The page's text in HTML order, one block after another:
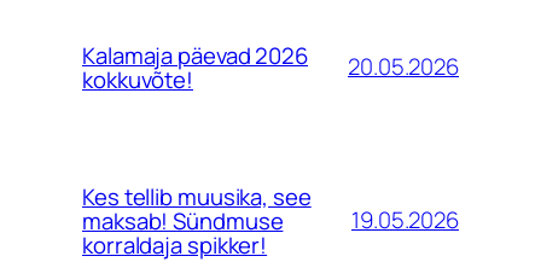
Kalamaja päevad 2026
kokkuvõte! 20.05.2026
Kes tellib muusika, see
maksab! Sündmuse
korraldaja spikker!
19.05.2026